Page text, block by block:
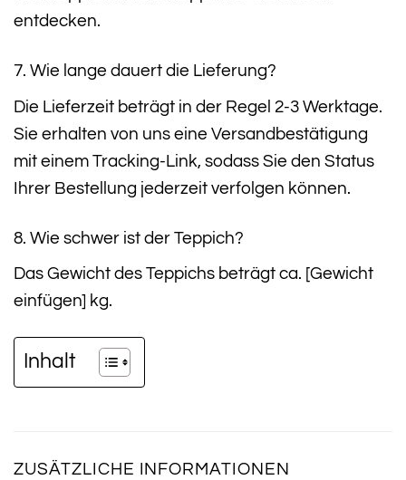
entdecken.
7. Wie lange dauert die Lieferung?
Die Lieferzeit beträgt in der Regel 2-3 Werktage.
Sie erhalten von uns eine Versandbestätigung
mit einem Tracking-Link, sodass Sie den Status
Ihrer Bestellung jederzeit verfolgen können.
8. Wie schwer ist der Teppich?
Das Gewicht des Teppichs beträgt ca. [Gewicht
einfügen] kg.
Inhalt
ZUSÄTZLICHE INFORMATIONEN